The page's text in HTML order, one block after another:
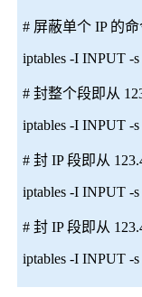
# 屏蔽单个 IP 的
iptables -I INPUT -
# 封整个段即从
iptables -I INPUT -
# 封 IP 段即从
iptables -I INPUT -
# 封 IP 段即从
iptables -I INPUT -